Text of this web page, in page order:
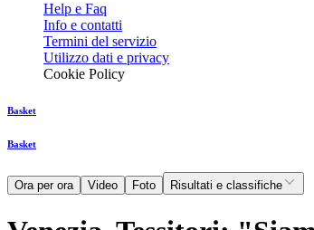
Help e Faq
Info e contatti
Termini del servizio
Utilizzo dati e privacy
Cookie Policy
Basket
Basket
Ora per ora Video Foto Risultati e classifiche